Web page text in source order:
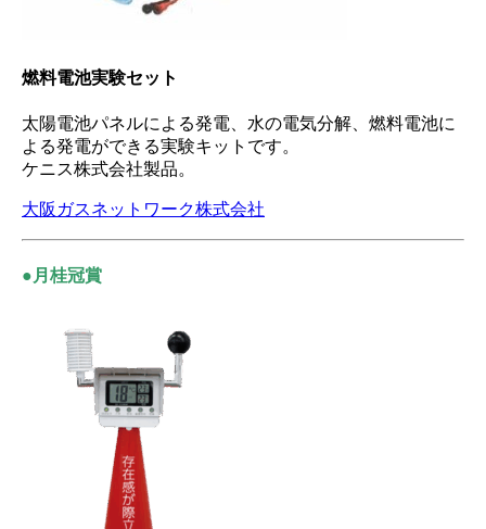
燃料電池実験セット
太陽電池パネルによる発電、水の電気分解、燃料電池に
よる発電ができる実験キットです。
ケニス株式会社製品。
大阪ガスネットワーク株式会社
●月桂冠賞